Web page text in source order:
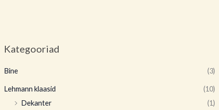
Kategooriad
Bine (3)
Lehmann klaasid
(10)
Dekanter
(1)